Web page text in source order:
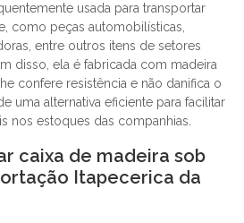
usada para transportar
como peças automobilísticas,
entre outros itens de setores
disso, ela é fabricada com madeira
confere resistência e não danifica o
uma alternativa eficiente para facilitar
nos estoques das companhias.
caixa de madeira sob
Itapecerica da